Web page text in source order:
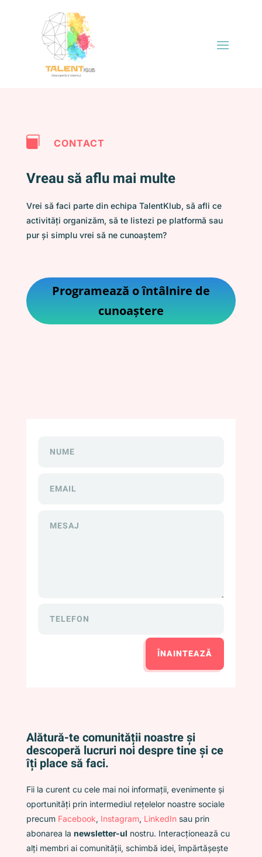
 CONTACT
Vreau să aflu mai multe
Vrei să faci parte din echipa TalentKlub, să afli ce
activități organizăm, să te listezi pe platformă sau
pur și simplu vrei să ne cunoaștem?
Programează o întâlnire de
cunoaștere
ÎNAINTEAZĂ
Alătură-te comunității noastre și
descoperă lucruri noi despre tine și ce
îți place să faci.
Fii la curent cu cele mai noi informații, evenimente și
oportunități prin intermediul rețelelor noastre sociale
precum Facebook, Instagram, LinkedInsau prin
abonarea la newsletter-ul nostru. Interacționează cu
alți membri ai comunității, schimbă idei, împărtășește